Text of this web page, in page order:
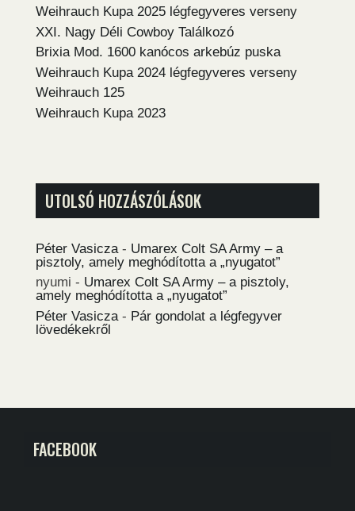
Weihrauch Kupa 2025 légfegyveres verseny
XXI. Nagy Déli Cowboy Találkozó
Brixia Mod. 1600 kanócos arkebúz puska
Weihrauch Kupa 2024 légfegyveres verseny
Weihrauch 125
Weihrauch Kupa 2023
UTOLSÓ HOZZÁSZÓLÁSOK
Péter Vasicza - Umarex Colt SA Army – a
pisztoly, amely meghódította a „nyugatot”
nyumi - Umarex Colt SA Army – a pisztoly,
amely meghódította a „nyugatot”
Péter Vasicza - Pár gondolat a légfegyver
lövedékekről
FACEBOOK